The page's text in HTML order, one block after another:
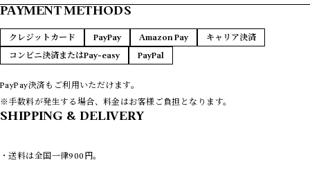
S/S SHIRTS
SWEAT / HOODIE
SWEATER
T-SHIRTS
VEST
COATS
LEATHER
NEW ARRIVAS
PAYMENT METHODS
FAQ
CONTACT
プライバシーポリシー
特定商取引法に基づく表記
PAYMENT METHODS
クレジットカード PayPay Amazon Pay
キャリア決済
コンビニ決済またはPay-easy
PayPal
PayPay決済もご利用いただけます。
※手数料が発生する場合、料金はお客様ご負担となります。
SHIPPING & DELIVERY
・送料は全国一律900円。